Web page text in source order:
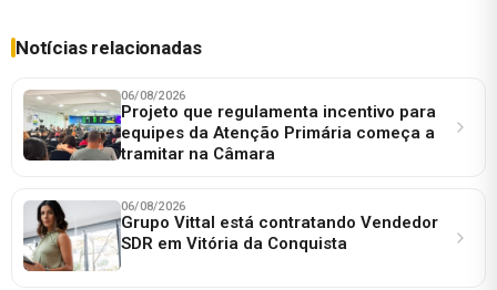
Notícias relacionadas
06/08/2026
Projeto que regulamenta incentivo para
equipes da Atenção Primária começa a
tramitar na Câmara
06/08/2026
Grupo Vittal está contratando Vendedor
SDR em Vitória da Conquista